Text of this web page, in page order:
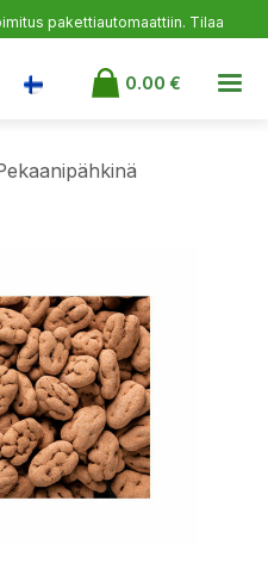
pakettiautomaattiin. Tilaa
0.00€